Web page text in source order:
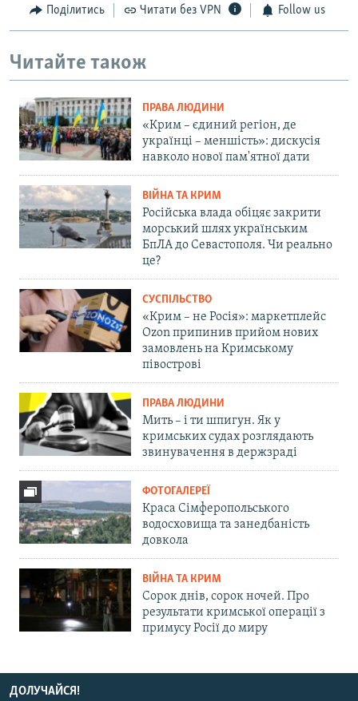
Поділитись Читати без VPN Follow us
Читайте також
ПРАВА ЛЮДИНИ
«Крим – єдиний регіон, де
українці – меншість»: дискусія
навколо нової пам'ятної дати
ВІЙНА ТА КРИМ
Російська влада обіцяє закрити
морський шлях українським
БпЛА до Севастополя. Чи реально
це?
СУСПІЛЬСТВО
«Крим – не Росія»: маркетплейс
Ozon припинив прийом нових
замовлень на Кримському
півострові
ПРАВА ЛЮДИНИ
Мить – і ти шпигун. Як у
кримських судах розглядають
звинувачення в держзраді
ФОТОГАЛЕРЕЇ
Краса Сімферопольського
водосховища та занедбаність
довкола
ВІЙНА ТА КРИМ
Сорок днів, сорок ночей. Про
результати кримської операції з
примусу Росії до миру
ДОЛУЧАЙСЯ!